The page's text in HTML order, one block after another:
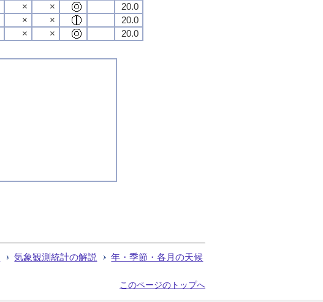
× ×
20.0
× ×
20.0
× × 20.0
気象観測統計の解説 年・季節・各月の天候
このページのトップへ